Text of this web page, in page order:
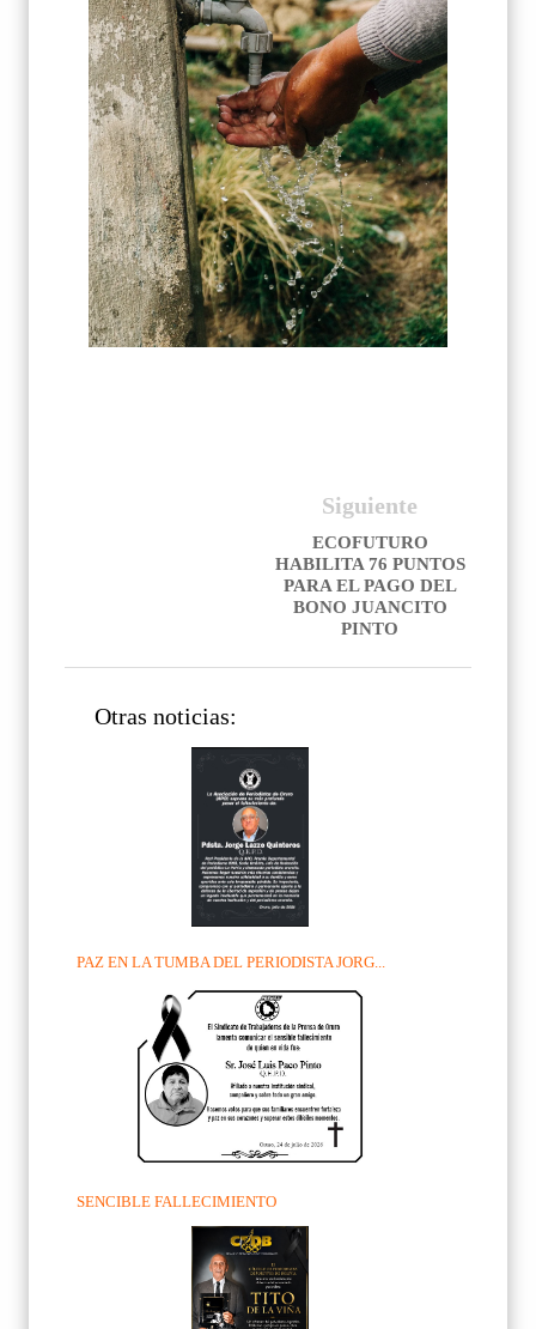
Siguiente
ECOFUTURO
HABILITA 76 PUNTOS
PARA EL PAGO DEL
BONO JUANCITO
PINTO
Otras noticias:
PAZ EN LA TUMBA DEL PERIODISTA JORG...
SENCIBLE FALLECIMIENTO